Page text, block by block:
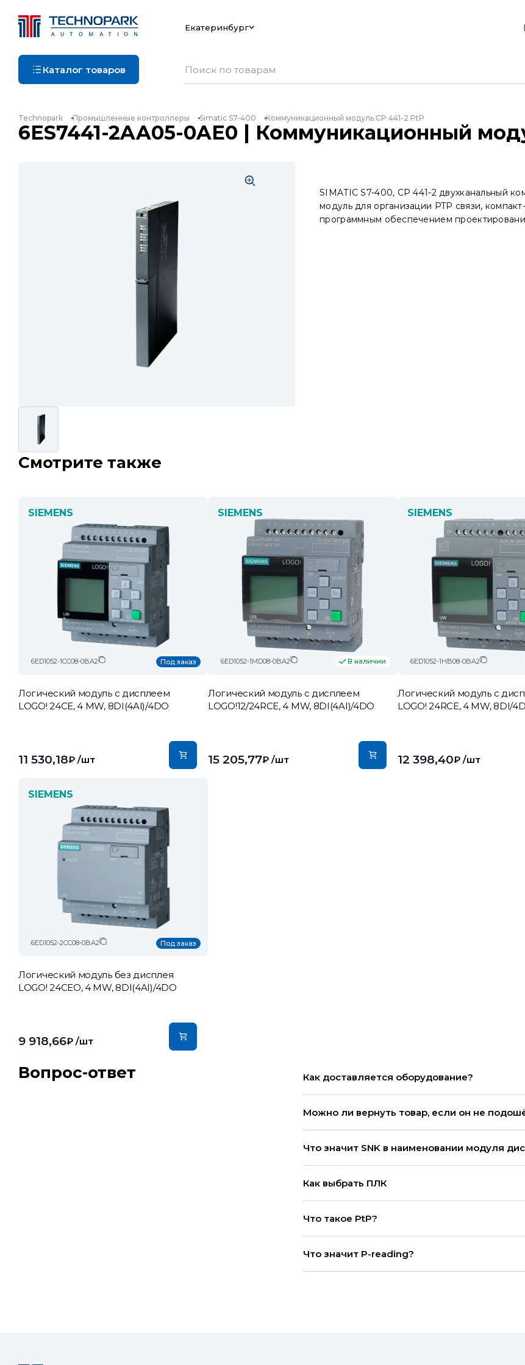
Екатеринбург
Каталог товаров
Technopark Промышленные контроллеры Simatic S7-400 Коммуникационный модуль CP 441-2 PtP
6ES7441-2AA05-0AE0 | Коммуникационный
SIMATIC S7-400, CP 441-2 двухканальный
модуль для организации PTP связи,
программным обеспечением
Смотрите также
SIEMENS
6ED1052-1CC08-0BA2 Под заказ
Логический модуль c дисплеем
LOGO! 24CE, 4 MW, 8DI(4AI)/4DO
11 530,18₽ /шт
SIEMENS
6ED1052-1MD08-0BA2 В наличии
Логический модуль c дисплеем
LOGO!12/24RCE, 4 MW, 8DI(4AI)/4DO
15 205,77₽ /шт
SIEMENS
6ED1052-1HB08-0BA2
Логический модуль c
LOGO! 24RCE, 4 MW, 8DI/
12 398,40₽ /шт
SIEMENS
6ED1052-2CC08-0BA2 Под заказ
Логический модуль без дисплея
LOGO! 24CEO, 4 MW, 8DI(4AI)/4DO
9 918,66₽ /шт
Вопрос-ответ Как доставляется оборудование?
Можно ли вернуть товар, если он не
Что значит SNK в наименовании модуля
Как выбрать ПЛК
Что такое PtP?
Что значит P-reading?